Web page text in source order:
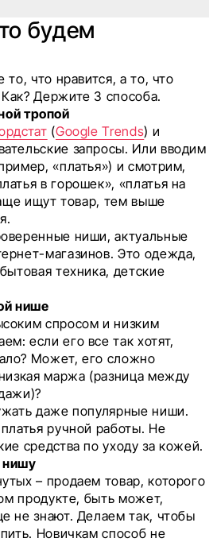
будем
то, что нравится, а то, что
Держите 3 способа.
тропой
(Google Trends) и
запросы. Или вводим
«платья») и смотрим,
в горошек», «платья на
ищут товар, тем выше
ниши, актуальные
магазинов. Это одежда,
техника, детские
нише
спросом и низким
если его все так хотят,
Может, его сложно
маржа (разница между
даже популярные ниши.
ручной работы. Не
средства по уходу за кожей.
нишу
– продаем товар, которого
продукте, быть может,
не знают. Делаем так, чтобы
Новичкам способ не